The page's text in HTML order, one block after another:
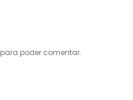
para poder comentar.